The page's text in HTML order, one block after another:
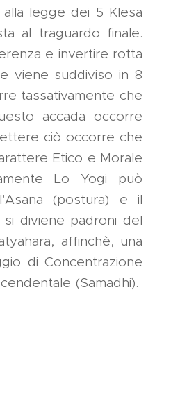
legge dei 5 Klesa
al traguardo finale.
e invertire rotta
viene suddiviso in 8
tassativamente che
accada occorre
ciò occorre che
Etico e Morale
Lo Yogi può
(postura) e il
diviene padroni del
affinchè, una
di Concentrazione
(Samadhi).